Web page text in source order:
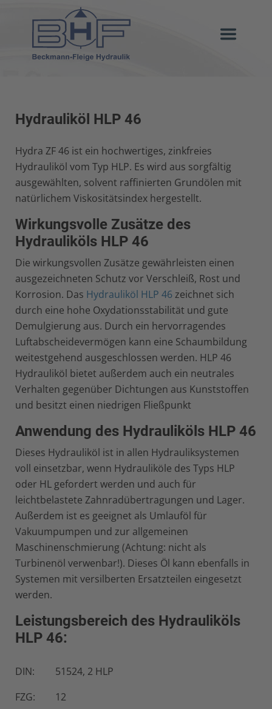
Hydrauliköl HLP 46
Hydra ZF 46 ist ein hochwertiges, zinkfreies
Hydrauliköl vom Typ HLP. Es wird aus sorgfältig
ausgewählten, solvent raffinierten Grundölen mit
natürlichem Viskositätsindex hergestellt.
Wirkungsvolle Zusätze des
Hydrauliköls HLP 46
Die wirkungsvollen Zusätze gewährleisten einen
ausgezeichneten Schutz vor Verschleiß, Rost und
Korrosion. Das Hydrauliköl HLP 46zeichnet sich
durch eine hohe Oxydationsstabilität und gute
Demulgierung aus. Durch ein hervorragendes
Luftabscheidevermögen kann eine Schaumbildung
weitestgehend ausgeschlossen werden. HLP 46
Hydrauliköl bietet außerdem auch ein neutrales
Verhalten gegenüber Dichtungen aus Kunststoffen
und besitzt einen niedrigen Fließpunkt
Anwendung des Hydrauliköls HLP 46
Dieses Hydrauliköl ist in allen Hydrauliksystemen
voll einsetzbar, wenn Hydrauliköle des Typs HLP
oder HL gefordert werden und auch für
leichtbelastete Zahnradübertragungen und Lager.
Außerdem ist es geeignet als Umlauföl für
Vakuumpumpen und zur allgemeinen
Maschinenschmierung (Achtung: nicht als
Turbinenöl verwenbar!). Dieses Öl kann ebenfalls in
Systemen mit versilberten Ersatzteilen eingesetzt
werden.
Leistungsbereich des Hydrauliköls
HLP 46:
DIN:
51524, 2 HLP
FZG:
12